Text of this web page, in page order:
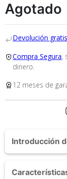
Agotado
Devolución gratis
Compra Segura,
dinero.
12 meses de
Introducción
Lúmenes USB
En